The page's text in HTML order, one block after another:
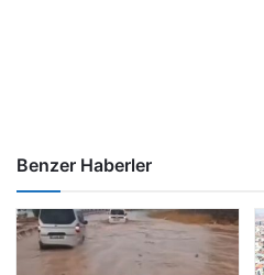
Benzer Haberler